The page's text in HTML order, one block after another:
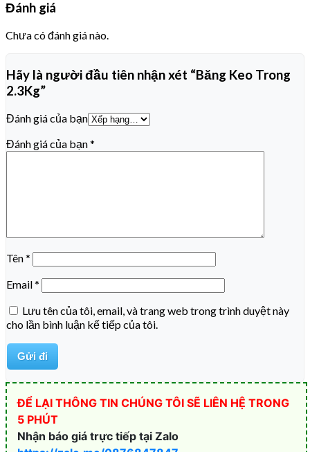
Đánh giá
Chưa có đánh giá nào.
Hãy là người đầu tiên nhận xét “Băng Keo Trong
2.3Kg”
Đánh giá của bạn
Đánh giá của bạn*
Tên*
Email*
Lưu tên của tôi, email, và trang web trong trình duyệt này
cho lần bình luận kế tiếp của tôi.